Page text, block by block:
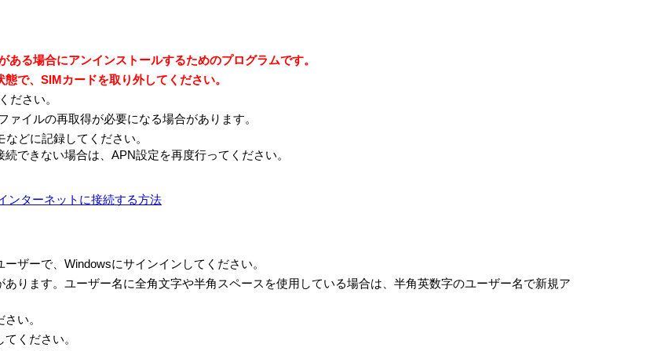
VAIO株式会社（以下「VAIO」とします）との間での許諾ソフトウェアの使用権の許諾に関する条件を定め
作者の権利およびこれに隣接する権利に関する諸条約その他知的財産権に関する法令によって保護されてい
からお客さまに対して使用許諾されるもので、許諾ソフトウェアの著作権等の知的財産権はお客さまに移
とは、本製品においてのみ、お客さまが許諾ソフトウェア1部を使用する権利をいいます。
は、許諾ソフトウェアの全部または一部を複製、複写したり、これに対する修正、追加等の改変をすること
リカバリーメディア、アプリケーションリカバリーメディアまたは、お客さまが作成したシステムリカバリ
ます）は、本製品に同梱されお客さまがインストールした、または本製品にプリインストールされていた許
た場合に、本製品から当該許諾ソフトウェアを削除のうえ、許諾ソフトウェアを本製品に再インストールす
。
でまたは無償で公に入手可能なソフトウェアを含むものまたはその派生物であり、かつ②本契約の規定と異
るソフトウェアおよびその派生物をソースコードの形式で開示または頒布する義務、対象となるソフトウェ
義務等を含むがこれに限られない。また、これにはGNU General Public License (GPL) やGNU
る場合にアンインストールするためのプログラムです。
で、SIMカードを取り外してください。
ださい。
イルの再取得が必要になる場合があります。
どに記録してください。
できない場合は、APN設定を再度行ってください。
ンターネットに接続する方法
ザーで、Windowsにサインインしてください。
ります。ユーザー名に全角文字や半角スペースを使用している場合は、半角英数字のユーザー名で新規ア
い。
ください。